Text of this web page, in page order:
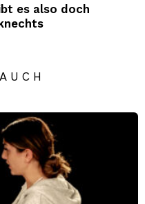
es also doch